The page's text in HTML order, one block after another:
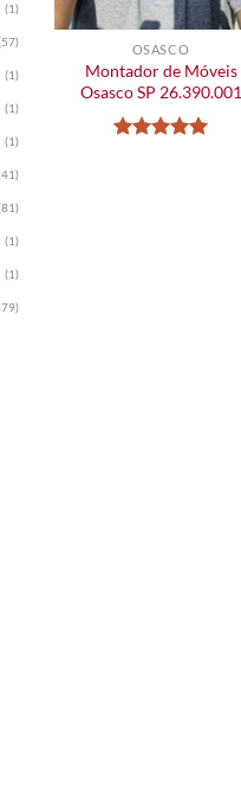
(1)
(1)
(1)
(1)
(1)
(1)
OSASCO
Montador de Móveis
Osasco SP 26.390.001